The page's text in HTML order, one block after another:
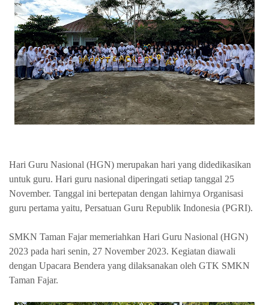
Hari Guru Nasional (HGN) merupakan hari yang didedikasikan
untuk guru. Hari guru nasional diperingati setiap tanggal 25
November. Tanggal ini bertepatan dengan lahirnya Organisasi
guru pertama yaitu, Persatuan Guru Republik Indonesia (PGRI).
SMKN Taman Fajar memeriahkan Hari Guru Nasional (HGN)
2023 pada hari senin, 27 November 2023. Kegiatan diawali
dengan Upacara Bendera yang dilaksanakan oleh GTK SMKN
Taman Fajar.